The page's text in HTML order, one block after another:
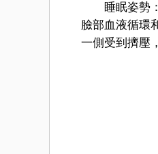
睡眠姿勢：
臉部血液循環
一側受到擠壓